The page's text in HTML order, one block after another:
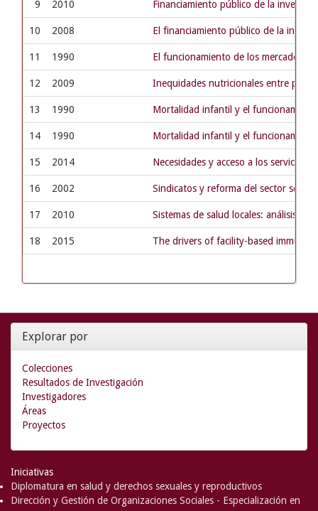
9 2010 Financiamiento público de la
10 2008 El financiamiento público de la
11 1990 El funcionamiento de los mercados
12 2009 Inequidades nutricionales entre
13 1990 Mortalidad infantil y el
14 1990 Mortalidad infantil y el
15 2014 Necesidades y acceso a los servicios
16 2002 Sindicatos y reforma del sector social
17 2010 Sistemas de salud locales: análisis
18 2015 The drivers of facility-based
Explorar por
Colecciones
Resultados de Investigación
Investigadores
Áreas
Proyectos
Iniciativas
Diplomatura en salud y derechos sexuales y reproductivos
Dirección y Gestión de Organizaciones Sociales - Especialización en